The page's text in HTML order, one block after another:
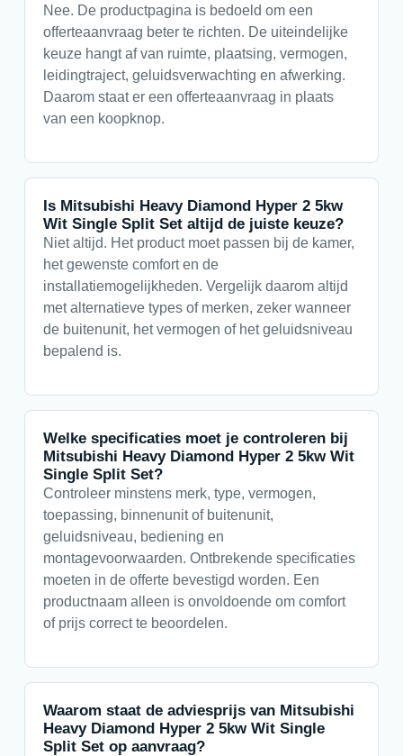
Nee. De productpagina is bedoeld om een
offerteaanvraag beter te richten. De uiteindelijke
keuze hangt af van ruimte, plaatsing, vermogen,
leidingtraject, geluidsverwachting en afwerking.
Daarom staat er een offerteaanvraag in plaats
van een koopknop.
Is Mitsubishi Heavy Diamond Hyper 2 5kw
Wit Single Split Set altijd de juiste keuze?
Niet altijd. Het product moet passen bij de kamer,
het gewenste comfort en de
installatiemogelijkheden. Vergelijk daarom altijd
met alternatieve types of merken, zeker wanneer
de buitenunit, het vermogen of het geluidsniveau
bepalend is.
Welke specificaties moet je controleren bij
Mitsubishi Heavy Diamond Hyper 2 5kw Wit
Single Split Set?
Controleer minstens merk, type, vermogen,
toepassing, binnenunit of buitenunit,
geluidsniveau, bediening en
montagevoorwaarden. Ontbrekende specificaties
moeten in de offerte bevestigd worden. Een
productnaam alleen is onvoldoende om comfort
of prijs correct te beoordelen.
Waarom staat de adviesprijs van Mitsubishi
Heavy Diamond Hyper 2 5kw Wit Single
Split Set op aanvraag?